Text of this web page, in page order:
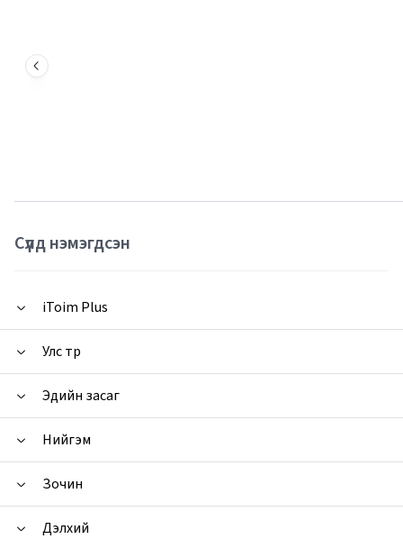
Сүүлд нэмэгдсэн
iToim Plus
Улс төр
Эдийн засаг
Нийгэм
Зочин
Дэлхий